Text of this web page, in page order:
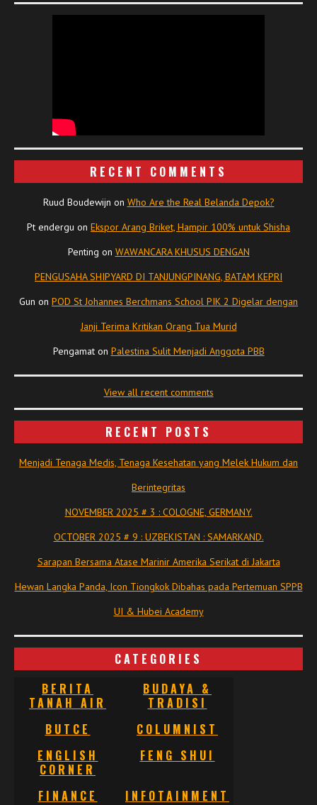
RECENT COMMENTS
Ruud Boudewijn on Who Are the Real Belanda Depok?
Pt endergu on Ekspor Arang Briket, Hampir 100% untuk Shisha
Penting on WAWANCARA KHUSUS DENGAN
PENGUSAHA SHIPYARD DI TANJUNGPINANG, BATAM KEPRI
Gun on POD St Johannes Berchmans School PIK 2 Digelar dengan
Janji Terima Kritikan Orang Tua Murid
Pengamaton Palestina Sulit Menjadi Anggota PBB
View all recent comments
RECENT POSTS
Menjadi Tenaga Medis, Tenaga Kesehatan yang Melek Hukum dan
Berintegritas
NOVEMBER 2025 # 3 : COLOGNE, GERMANY.
OCTOBER 2025 # 9 : UZBEKISTAN : SAMARKAND.
Sarapan Bersama Atase Marinir Amerika Serikat di Jakarta
Hewan Langka Panda, Icon Tiongkok Dibahas pada Pertemuan SPPB
UI & Hubei Academy
CATEGORIES
BERITA
TANAH AIR
BUDAYA &
TRADISI
BUTCE
COLUMNIST
ENGLISH
CORNER
FENG SHUI
FINANCE
INFOTAINMENT